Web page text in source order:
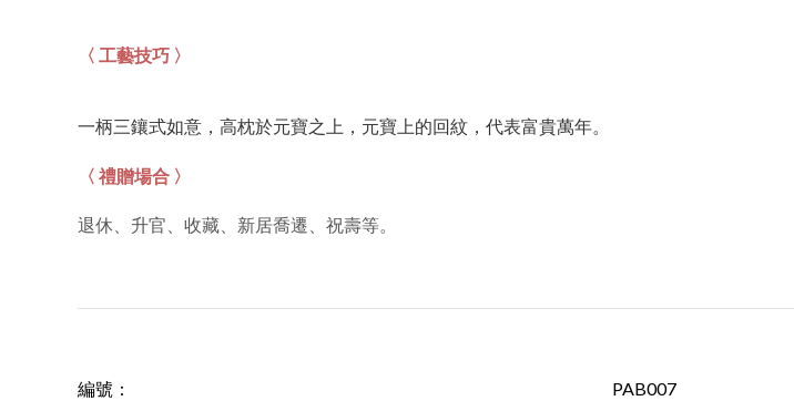
〈 工藝技巧 〉
一柄三鑲式如意， 高枕於元寶之上，元寶上的回紋，代表富貴萬年。
〈 禮贈場合 〉
退休、升官、收藏、新居喬遷、祝壽等。
編號 ： PAB007